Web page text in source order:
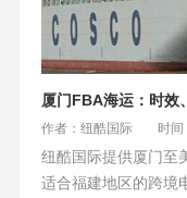
厦门FBA海运：时效
作者：纽酷国际 时间
纽酷国际提供厦门至
适合福建地区的跨境